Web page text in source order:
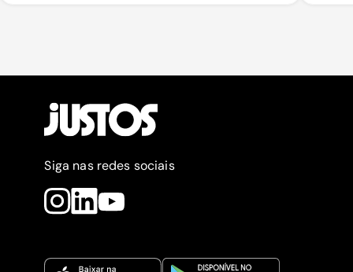
Siga nas redes sociais